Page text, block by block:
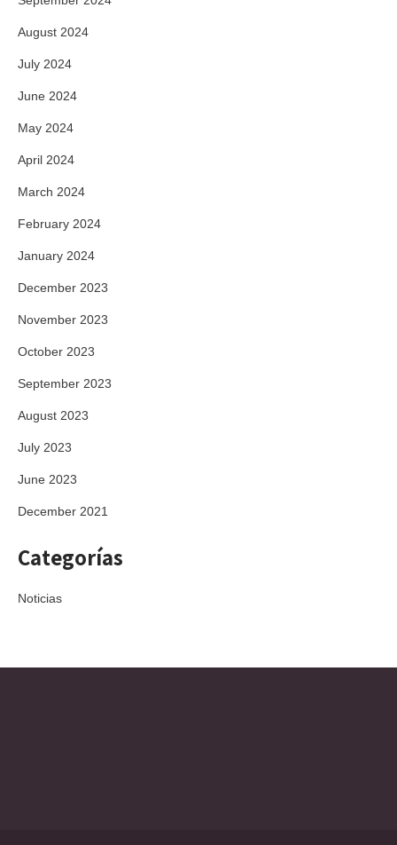
August 2024
July 2024
June 2024
May 2024
April 2024
March 2024
February 2024
January 2024
December 2023
November 2023
October 2023
September 2023
August 2023
July 2023
June 2023
December 2021
Categorías
Noticias